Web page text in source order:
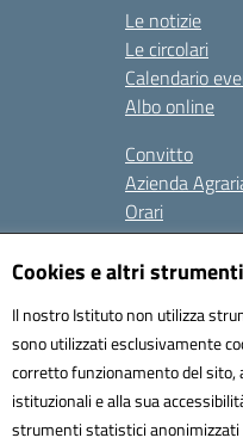
Cookies e altri
Il nostro Istituto non utilizza
sono utilizzati esclusivamente
corretto funzionamento del sito,
istituzionali e alla sua
strumenti statistici anonimizzati
Le notizie
Le circolari
Calendario
Albo online
Convitto
Azienda
Orari
Contatti
Privacy Policy